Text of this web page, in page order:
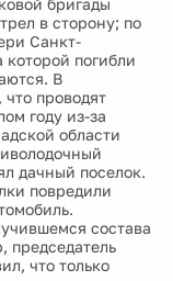
в сторону; по
Санкт-
погибли
В
что проводят
году из-за
области
дачный поселок.
повредили
состава
председатель
что только